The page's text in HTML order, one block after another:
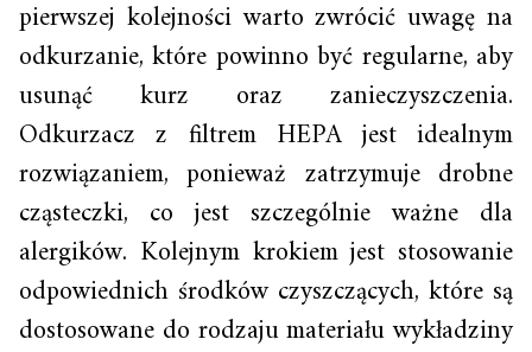
pierwszej kolejności warto zwrócić uwagę na
odkurzanie, które powinno być regularne, aby
usunąć kurz oraz zanieczyszczenia.
Odkurzacz z filtrem HEPA jest idealnym
rozwiązaniem, ponieważ zatrzymuje drobne
cząsteczki, co jest szczególnie ważne dla
alergików. Kolejnym krokiem jest stosowanie
odpowiednich środków czyszczących, które są
dostosowane do rodzaju materiału wykładziny